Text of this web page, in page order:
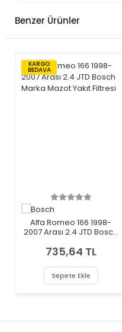
Benzer Ürünler
KARGO
BEDAVA
Alfa Romeo 166 1998-
2007 Arası 2.4 JTD Bosch
735,64 TL
Sepete Ekle